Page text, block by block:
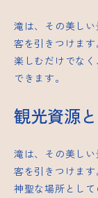
滝は、その美し
客を引きつけま
楽しむだけでな
できます。
観光資源
滝は、その美し
客を引きつけま
神聖な場所とし